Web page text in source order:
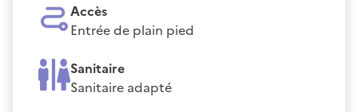
Accès
Entrée de plain pied
Sanitaire
Sanitaire adapté